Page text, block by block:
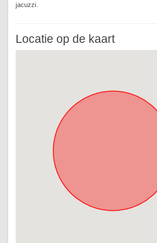
jacuzzi.
Locatie op de kaart